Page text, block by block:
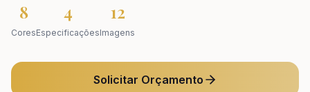
8
Cores
4
Especificações
12
Imagens
Solicitar Orçamento